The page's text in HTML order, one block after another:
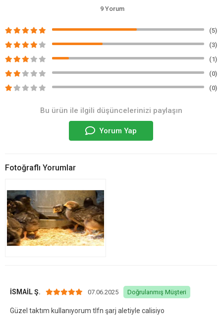
9 Yorum
(5)
(3)
(1)
(0)
(0)
Bu ürün ile ilgili düşüncelerinizi paylaşın
Yorum Yap
Fotoğraflı Yorumlar
İSMAİL Ş. 07.06.2025 Doğrulanmış Müşteri
Güzel taktım kullanıyorum tlfn şarj aletiyle calisiyo